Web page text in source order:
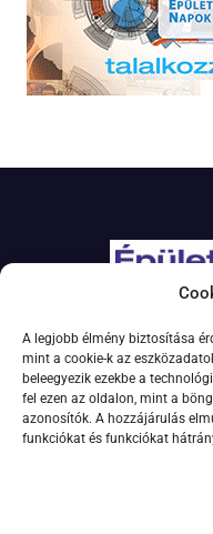
A legjobb élmény biztosítása
mint a cookie-k az
beleegyezik ezekbe a
fel ezen az oldalon, mint a
azonosítók. A hozzájárulás
funkciókat és funkciókat
Adatkezelési szabályzat
Jogi nyilatkozat
Kapcsolat
Impresszum